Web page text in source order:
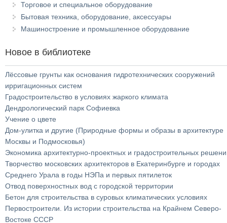
Торговое и специальное оборудование
Бытовая техника, оборудование, аксессуары
Машиностроение и промышленное оборудование
Новое в библиотеке
Лёссовые грунты как основания гидротехнических сооружений
ирригационных систем
Градостроительство в условиях жаркого климата
Дендрологический парк Софиевка
Учение о цвете
Дом-улитка и другие (Природные формы и образы в архитектуре
Москвы и Подмосковья)
Экономика архитектурно-проектных и градостроительных
Творчество московских архитекторов в Екатеринбурге и городах
Среднего Урала в годы НЭПа и первых пятилеток
Отвод поверхностных вод с городской территории
Бетон для строительства в суровых климатических условиях
Первостроители. Из истории строительства на Крайнем Северо-
Востоке СССР